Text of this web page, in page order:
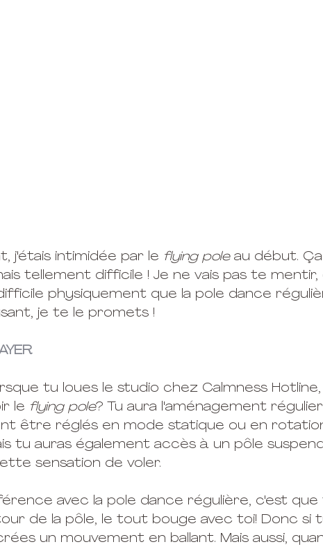
j'étais intimidée par le flying pole au début.
tellement difficile ! Je ne vais pas te mentir,
physiquement que la pole dance
je te le promets !
tu loues le studio chez Calmness
le flying pole? Tu aura l'aménagement
être réglés en mode statique ou en
tu auras également accès à un pôle
sensation de voler.
avec la pole dance régulière, c'est que
de la pôle, le tout bouge avec toi! Donc si
un mouvement en ballant. Mais aussi,